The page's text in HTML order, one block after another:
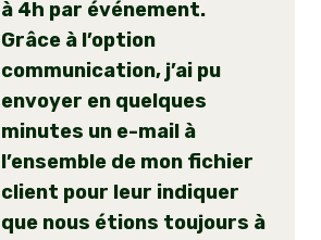
à 4h par événement.
Grâce à l’option
communication, j’ai pu
envoyer en quelques
minutes un e-mail à
l’ensemble de mon fichier
client pour leur indiquer
que nous étions toujours à